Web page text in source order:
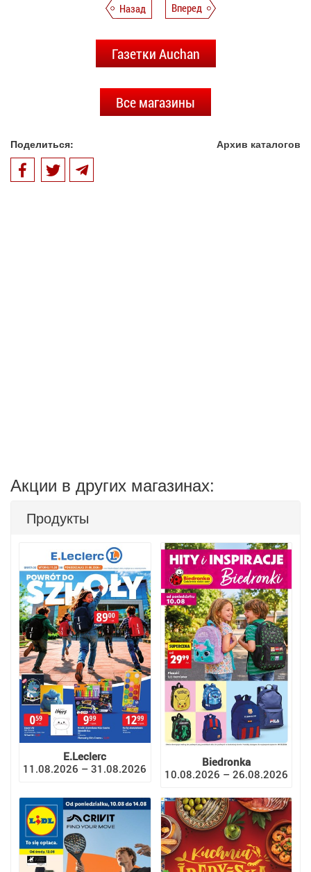
Назад Вперед
Газетки Auchan
Все магазины
Поделиться: Архив каталогов
Акции в других магазинах:
Продукты
E.Leclerc
11.08.2026 – 31.08.2026
Biedronka
10.08.2026 – 26.08.2026